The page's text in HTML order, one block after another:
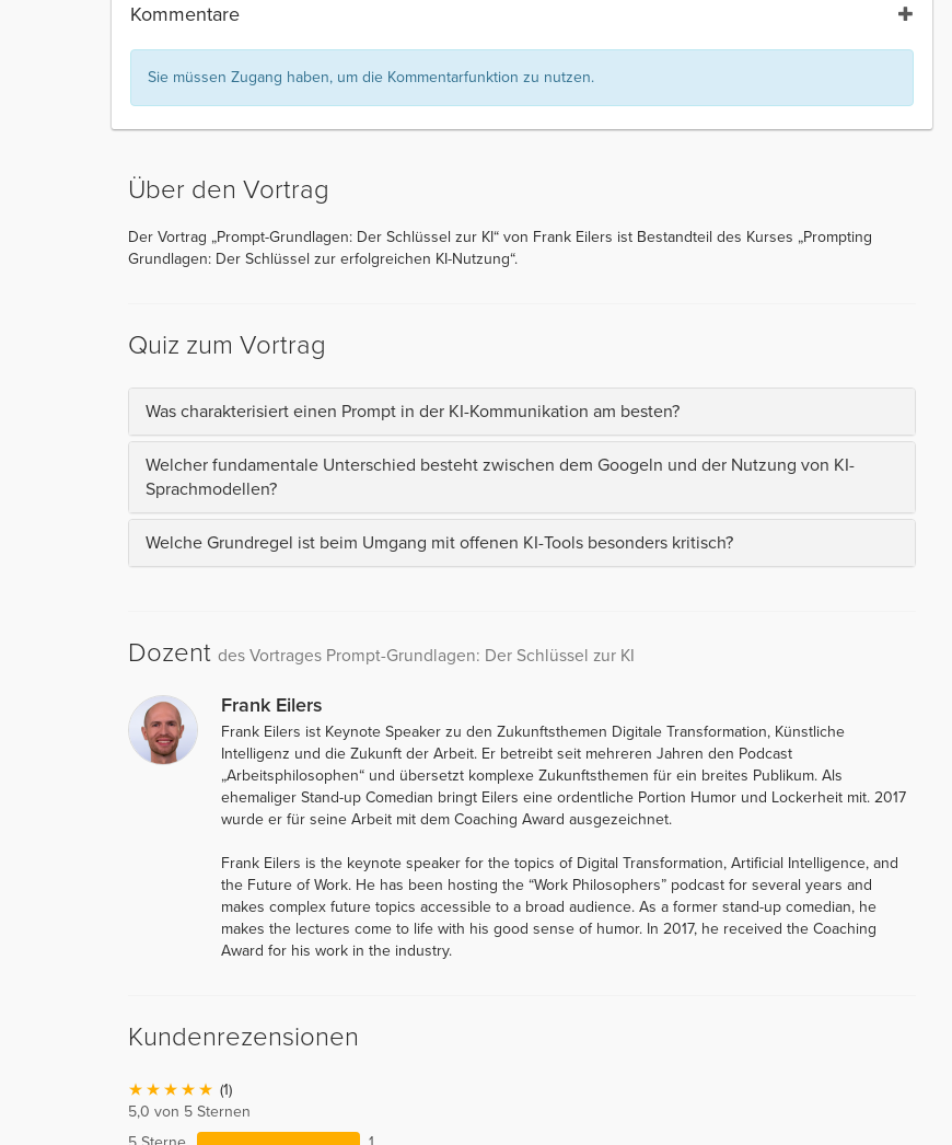
Kommentare
Sie müssen Zugang haben, um die Kommentarfunktion zu nutzen.
Über den Vortrag
Der Vortrag „Prompt-Grundlagen: Der Schlüssel zur KI“ von Frank Eilers ist Bestandteil des Kurses „Prompting
Grundlagen: Der Schlüssel zur erfolgreichen KI-Nutzung“.
Quiz zum Vortrag
Was charakterisiert einen Prompt in der KI-Kommunikation am besten?
Welcher fundamentale Unterschied besteht zwischen dem Googeln und der Nutzung von KI-
Sprachmodellen?
Welche Grundregel ist beim Umgang mit offenen KI-Tools besonders kritisch?
Dozent des Vortrages Prompt-Grundlagen: Der Schlüssel zur KI
Frank Eilers
Frank Eilers ist Keynote Speaker zu den Zukunftsthemen Digitale Transformation, Künstliche
Intelligenz und die Zukunft der Arbeit. Er betreibt seit mehreren Jahren den Podcast
„Arbeitsphilosophen“ und übersetzt komplexe Zukunftsthemen für ein breites Publikum. Als
ehemaliger Stand-up Comedian bringt Eilers eine ordentliche Portion Humor und Lockerheit mit. 2017
wurde er für seine Arbeit mit dem Coaching Award ausgezeichnet.
Frank Eilers is the keynote speaker for the topics of Digital Transformation, Artificial Intelligence, and
the Future of Work. He has been hosting the “Work Philosophers” podcast for several years and
makes complex future topics accessible to a broad audience. As a former stand-up comedian, he
makes the lectures come to life with his good sense of humor. In 2017, he received the Coaching
Award for his work in the industry.
Kundenrezensionen
(1)
5,0 von 5 Sternen